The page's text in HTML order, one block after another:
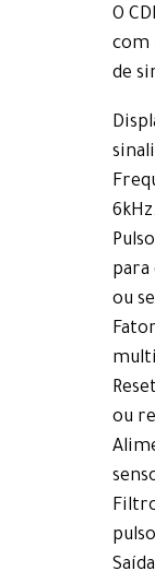
O
com
de
6kHz.
para
ou
ou